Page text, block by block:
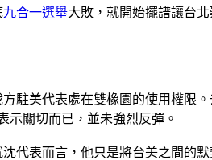
九合一選舉大敗，就開始擺譜讓台
駐美代表處在雙橡園的使用權限
示關切而已，並未強烈反彈。
代表而言，他只是將台美之間的